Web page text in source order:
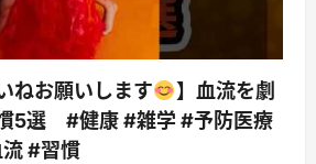
ねお願いします
】血流を劇
5選 #健康 #雑学 #予防医療
#習慣